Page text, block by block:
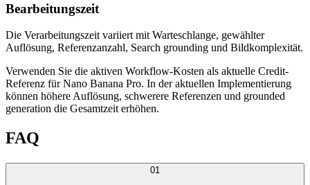
Bearbeitungszeit
Die Verarbeitungszeit variiert mit Warteschlange, gewählter
Auflösung, Referenzanzahl, Search grounding und Bildkomplexität.
Verwenden Sie die aktiven Workflow-Kosten als aktuelle Credit-
Referenz für Nano Banana Pro. In der aktuellen Implementierung
können höhere Auflösung, schwerere Referenzen und grounded
generation die Gesamtzeit erhöhen.
FAQ
01